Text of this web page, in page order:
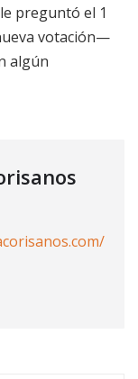
preguntó el 1
votación—
algún